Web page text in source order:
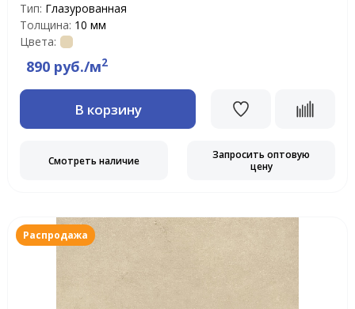
Тип: Глазурованная
Толщина: 10 мм
Цвета:
890 руб./м2
В корзину
Смотреть наличие
Запросить оптовую
цену
Распродажа